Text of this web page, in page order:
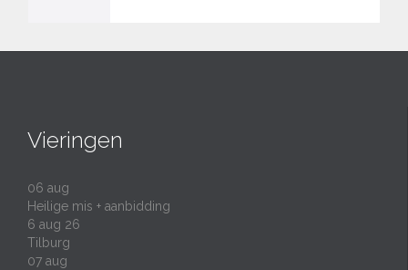
Vieringen
06 aug
Heilige mis + aanbidding
6 aug 26
Tilburg
07 aug